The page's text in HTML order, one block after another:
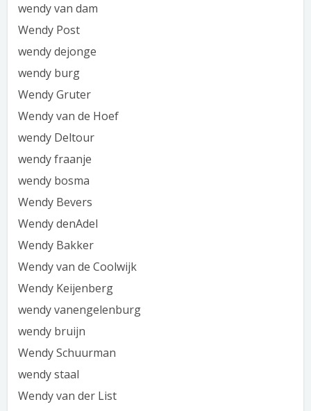
wendy van dam
Wendy Post
wendy dejonge
wendy burg
Wendy Gruter
Wendy van de Hoef
wendy Deltour
wendy fraanje
wendy bosma
Wendy Bevers
Wendy denAdel
Wendy Bakker
Wendy van de Coolwijk
Wendy Keijenberg
wendy vanengelenburg
wendy bruijn
Wendy Schuurman
wendy staal
Wendy van der List